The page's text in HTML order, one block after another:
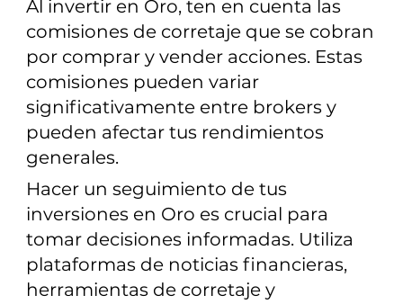
Al invertir en Oro, ten en cuenta las
comisiones de corretaje que se cobran
por comprar y vender acciones. Estas
comisiones pueden variar
significativamente entre brokers y
pueden afectar tus rendimientos
generales.
Hacer un seguimiento de tus
inversiones en Oro es crucial para
tomar decisiones informadas. Utiliza
plataformas de noticias financieras,
herramientas de corretaje y